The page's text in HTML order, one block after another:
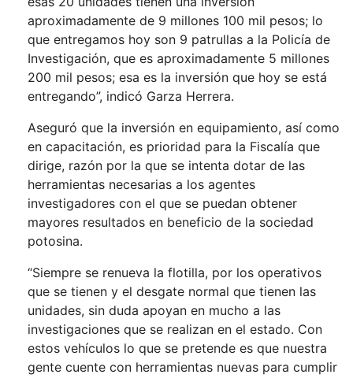
aproximadamente de 9 millones 100 mil pesos; lo
que entregamos hoy son 9 patrullas a la Policía de
Investigación, que es aproximadamente 5 millones
200 mil pesos; esa es la inversión que hoy se está
entregando”, indicó Garza Herrera.
Aseguró que la inversión en equipamiento, así como
en capacitación, es prioridad para la Fiscalía que
dirige, razón por la que se intenta dotar de las
herramientas necesarias a los agentes
investigadores con el que se puedan obtener
mayores resultados en beneficio de la sociedad
potosina.
“Siempre se renueva la flotilla, por los operativos
que se tienen y el desgate normal que tienen las
unidades, sin duda apoyan en mucho a las
investigaciones que se realizan en el estado. Con
estos vehículos lo que se pretende es que nuestra
gente cuente con herramientas nuevas para cumplir